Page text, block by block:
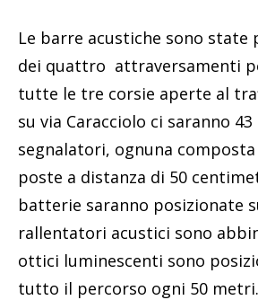
Le barre acustiche sono state
dei quattro attraversamenti
tutte le tre corsie aperte al
su via Caracciolo ci saranno
segnalatori, ognuna composta
poste a distanza di 50
batterie saranno posizionate
rallentatori acustici sono
ottici luminescenti sono
tutto il percorso ogni 50 metri.